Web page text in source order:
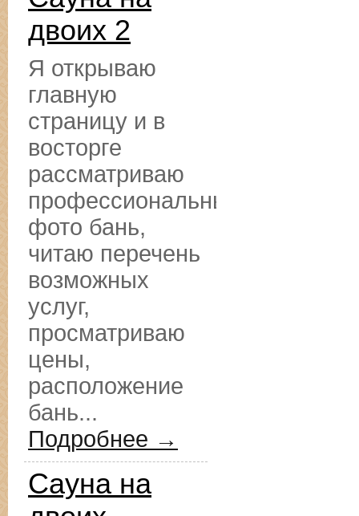
двоих 2
Я открываю
главную
страницу и в
восторге
рассматриваю
профессиональные
фото бань,
читаю перечень
возможных
услуг,
просматриваю
цены,
расположение
бань...
Подробнее →
Сауна на